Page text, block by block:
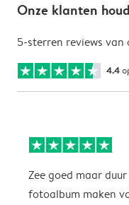
Onze klanten
5-sterren reviews
4.4
Zee goed maar
fotoalbum maken